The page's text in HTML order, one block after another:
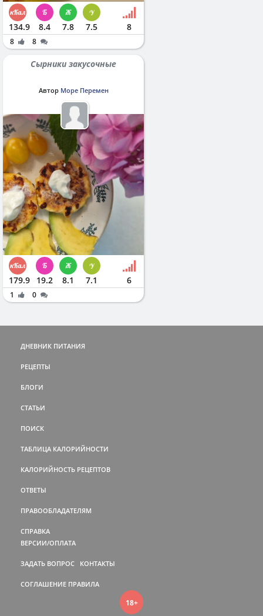
134.9 8.4 7.8 7.5 8
8 8
Сырники закусочные
Автор Море Перемен
179.9 19.2 8.1 7.1 6
1 0
ДНЕВНИК ПИТАНИЯ
РЕЦЕПТЫ
БЛОГИ
СТАТЬИ
ПОИСК
ТАБЛИЦА КАЛОРИЙНОСТИ
КАЛОРИЙНОСТЬ РЕЦЕПТОВ
ОТВЕТЫ
ПРАВООБЛАДАТЕЛЯМ
СПРАВКА
ВЕРСИИ/ОПЛАТА
ЗАДАТЬ ВОПРОС КОНТАКТЫ
СОГЛАШЕНИЕ ПРАВИЛА
18+